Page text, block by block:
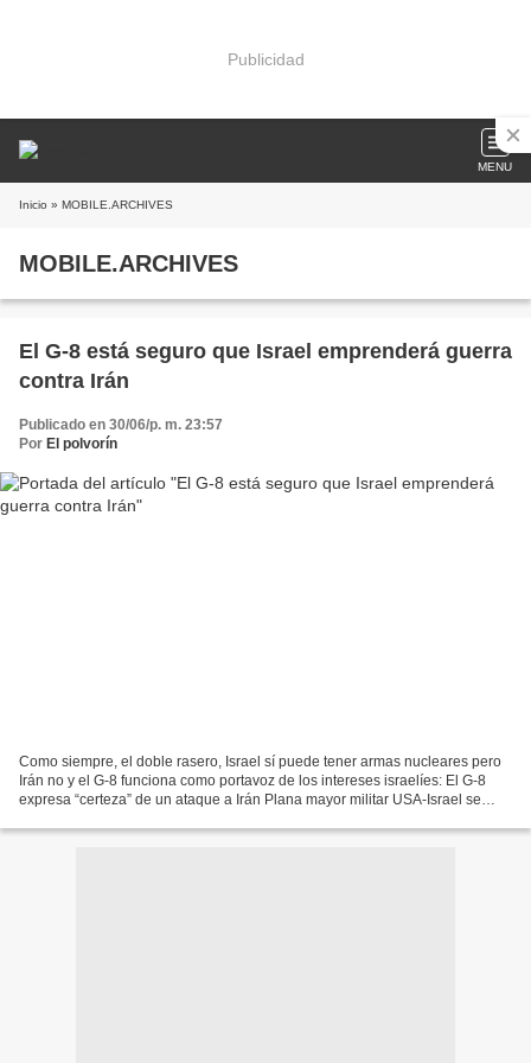
Publicidad
MENU
Inicio » MOBILE.ARCHIVES
MOBILE.ARCHIVES
El G-8 está seguro que Israel emprenderá guerra
contra Irán
Publicado en 30/06/p. m. 23:57
Por El polvorín
Como siempre, el doble rasero, Israel sí puede tener armas nucleares pero
Irán no y el G-8 funciona como portavoz de los intereses israelíes: El G-8
expresa “certeza” de un ataque a Irán Plana mayor militar USA-Israel se